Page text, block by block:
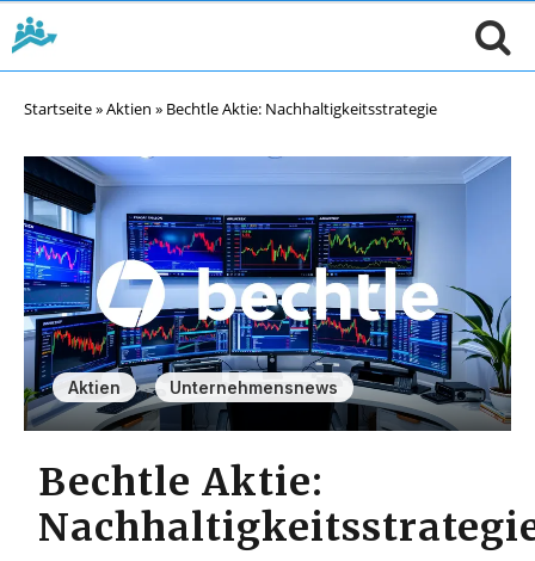
Startseite»Aktien » Bechtle Aktie: Nachhaltigkeitsstrategie
Aktien , Unternehmensnews
Bechtle Aktie: